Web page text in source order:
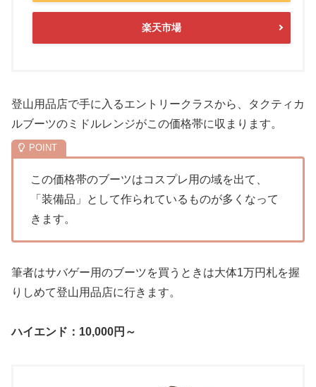
楽天市場
登山用品店で手に入るエントリークラスから、タクティカ
ルブーツのミドルレンジがこの価格帯に収まります。
この価格帯のブーツはコスプレ用の域を出て、
「装備品」として作られているものが多くなって
きます。
筆者はサバゲー用のブーツを買うときは大体1万円札を握
りしめて登山用品店に行きます。
ハイエンド：10,000円～